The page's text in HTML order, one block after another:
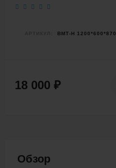
ВМТ-Н 1200*600*870
18 000 ₽
Обзор